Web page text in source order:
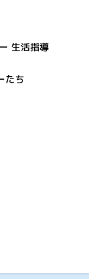
指導
ち